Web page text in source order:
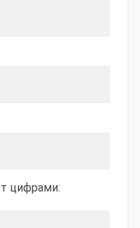
цифрами: